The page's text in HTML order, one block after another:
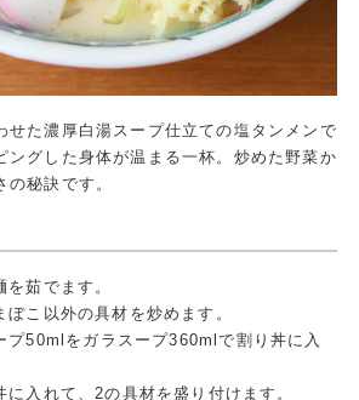
せた濃厚白湯スープ仕立ての塩タンメンで
ングした身体が温まる一杯。炒めた野菜か
秘訣です。
茹でます。
こ以外の具材を炒めます。
プ50mlをガラスープ360mlで割り丼に入
入れて、2の具材を盛り付けます。